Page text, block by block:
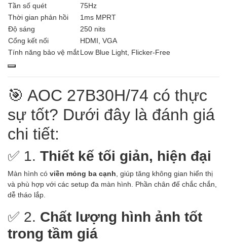
Tần số quét
75Hz
Thời gian phản hồi
1ms MPRT
Độ sáng
250 nits
Cổng kết nối
HDMI, VGA
Tính năng bảo vệ mắtLow Blue Light, Flicker-Free
🎯 AOC 27B30H/74 có thực
sự tốt? Dưới đây là đánh giá
chi tiết:
✅ 1. Thiết kế tối giản, hiện đại
Màn hình có viền mỏng ba cạnh , giúp tăng không gian hiển thị
và phù hợp với các setup đa màn hình. Phần chân đế chắc chắn,
dễ tháo lắp.
✅ 2. Chất lượng hình ảnh tốt
trong tầm giá